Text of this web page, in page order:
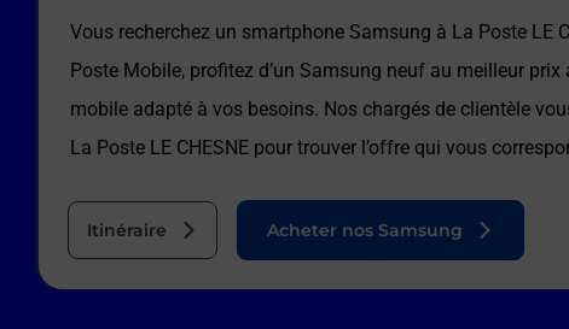
Vous recherchez un smartphone Samsung à La Poste LE
Poste Mobile, profitez d’un Samsung neuf au meilleur
mobile adapté à vos besoins. Nos chargés de clientèle
La Poste LE CHESNE pour trouver l’offre qui vous
Itinéraire Acheter nos Samsung